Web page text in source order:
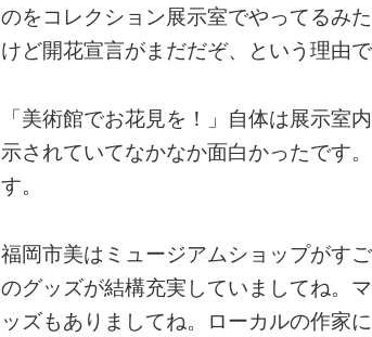
のをコレクション展示室でやってるみ
けど開花宣言がまだだぞ、という理由
「美術館でお花見を！」自体は展示室
示されていてなかなか面白かったです
す。
福岡市美はミュージアムショップがす
のグッズが結構充実していましてね。
ッズもありましてね。ローカルの作家